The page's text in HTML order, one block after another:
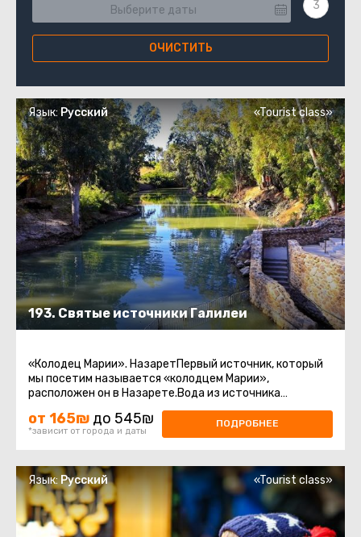
ОЧИСТИТЬ
193. Святые источники Галилеи
Язык: Русский «Tourist class»
«Колодец Марии». НазаретПервый источник, который
мы посетим называется «колодцем Марии»,
расположен он в Назарете.Вода из источника
считается священной у христиан.Храм ...
от 165₪ до 545₪
*зависит от города и даты
ПОДРОБНЕЕ
Язык: Русский «Tourist class»